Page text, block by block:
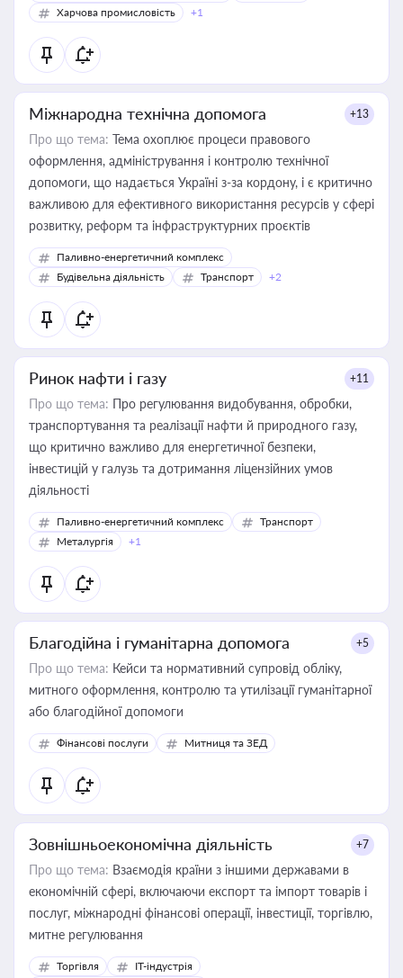
Харчова промисловість
+1
Міжнародна технічна допомога +13
Про що тема: Тема охоплює процеси правового
оформлення, адміністрування і контролю технічної
допомоги, що надається Україні з-за кордону, і є критично
важливою для ефективного використання ресурсів у сфері
розвитку, реформ та інфраструктурних проєктів
Паливно-енергетичний комплекс
Будівельна діяльність
Транспорт +2
Ринок нафти і газу +11
Про що тема: Про регулювання видобування, обробки,
транспортування та реалізації нафти й природного газу,
що критично важливо для енергетичної безпеки,
інвестицій у галузь та дотримання ліцензійних умов
діяльності
Паливно-енергетичний комплекс
Транспорт
Металургія
+1
Благодійна і гуманітарна допомога +5
Про що тема: Кейси та нормативний супровід обліку,
митного оформлення, контролю та утилізації гуманітарної
або благодійної допомоги
Фінансові послуги Митниця та ЗЕД
Зовнішньоекономічна діяльність +7
Про що тема: Взаємодія країни з іншими державами в
економічній сфері, включаючи експорт та імпорт товарів і
послуг, міжнародні фінансові операції, інвестиції, торгівлю,
митне регулювання
Торгівля
IT-індустрія